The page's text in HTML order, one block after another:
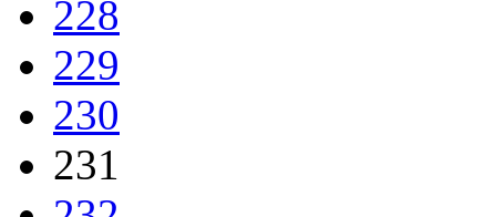
228
229
230
231